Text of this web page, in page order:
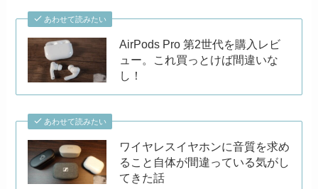
あわせて読みたい
AirPods Pro 第2世代を購入レビ
ュー。これ買っとけば間違いな
し！
あわせて読みたい
ワイヤレスイヤホンに音質を求め
ること自体が間違っている気がし
てきた話